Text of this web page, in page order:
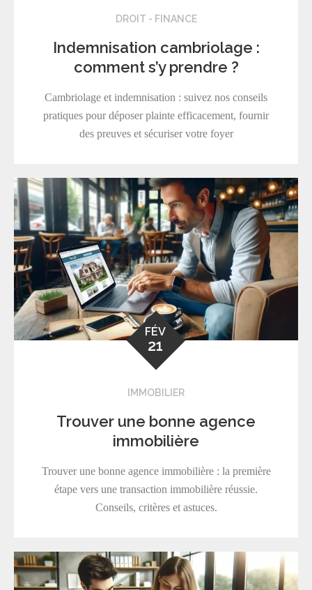
DROIT - FINANCE
Indemnisation cambriolage :
comment s’y prendre ?
Cambriolage et indemnisation : suivez nos conseils
pratiques pour déposer plainte efficacement, fournir
des preuves et sécuriser votre foyer
FÉV
21
IMMOBILIER
Trouver une bonne agence
immobilière
Trouver une bonne agence immobilière : la première
étape vers une transaction immobilière réussie.
Conseils, critères et astuces.